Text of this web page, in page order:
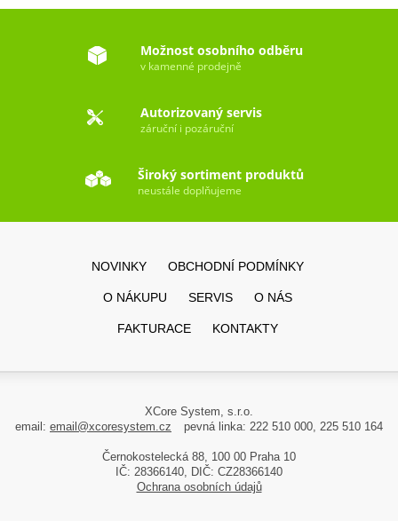
Možnost osobního odběru
v kamenné prodejně
Autorizovaný servis
záruční i pozáruční
Široký sortiment produktů
neustále doplňujeme
NOVINKY OBCHODNÍ PODMÍNKY
O NÁKUPU SERVIS O NÁS
FAKTURACE KONTAKTY
XCore System, s.r.o.
email: email@xcoresystem.cz pevná linka: 222 510 000, 225 510 164
Černokostelecká 88, 100 00 Praha 10
IČ: 28366140, DIČ: CZ28366140
Ochrana osobních údajů